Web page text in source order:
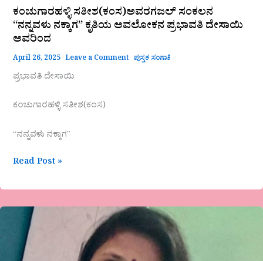
ಕಂಚುಗಾರಹಳ್ಳಿ ಸತೀಶ(ಕಂಸ)ಅವರಗಜಲ್‌ ಸಂಕಲನ
“ನನ್ನವಳು ನಕ್ಕಾಗ” ಕೃತಿಯ ಅವಲೋಕನ ಪ್ರಭಾವತಿ ದೇಸಾಯಿ
ಅವರಿಂದ
April 26, 2025 Leave a Comment ಪುಸ್ತಕ ಸಂಗಾತಿ
ಪ್ರಭಾವತಿ ದೇಸಾಯಿ
ಕಂಚುಗಾರಹಳ್ಳಿ ಸತೀಶ(ಕಂಸ)
“ನನ್ನವಳು ನಕ್ಕಾಗ”
Read Post »
ಮಾನವೀಯತೆ
ಮರೆಯಾಗುತ್ತಿದೆಯೇ?
ಶಾರದಜೈರಾಂ.